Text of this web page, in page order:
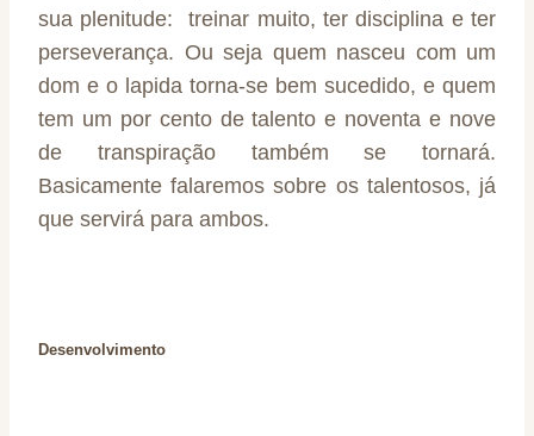
sua plenitude: treinar muito, ter disciplina e ter
perseverança. Ou seja quem nasceu com um
dom e o lapida torna-se bem sucedido, e quem
tem um por cento de talento e noventa e nove
de transpiração também se tornará.
Basicamente falaremos sobre os talentosos, já
que servirá para ambos.
Desenvolvimento